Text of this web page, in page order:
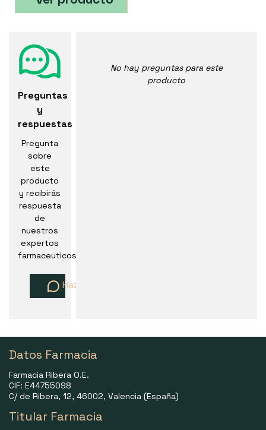
Preguntas
y
respuestas
Pregunta
sobre
este
producto
y recibirás
respuesta
de
nuestros
expertos
farmaceuticos
Haz una pregunta
No hay preguntas para este
producto
Datos Farmacia
Farmacia Ribera O.E.
CIF: E44755098
C/ de Ribera, 12, 46002, Valencia (España)
Titular Farmacia